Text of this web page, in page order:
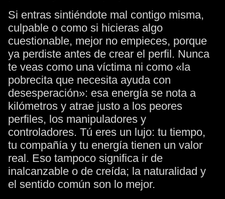
Si entras sintiéndote mal contigo misma,
culpable o como si hicieras algo
cuestionable, mejor no empieces, porque
ya perdiste antes de crear el perfil. Nunca
te veas como una víctima ni como «la
pobrecita que necesita ayuda con
desesperación»: esa energía se nota a
kilómetros y atrae justo a los peores
perfiles, los manipuladores y
controladores. Tú eres un lujo: tu tiempo,
tu compañía y tu energía tienen un valor
real. Eso tampoco significa ir de
inalcanzable o de creída; la naturalidad y
el sentido común son lo mejor.